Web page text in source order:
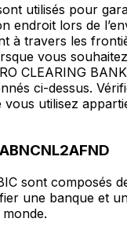
utilisés pour
endroit lors de
à travers les
vous
CLEARING
ci-dessus.
vous utilisez
sont composés
une banque et